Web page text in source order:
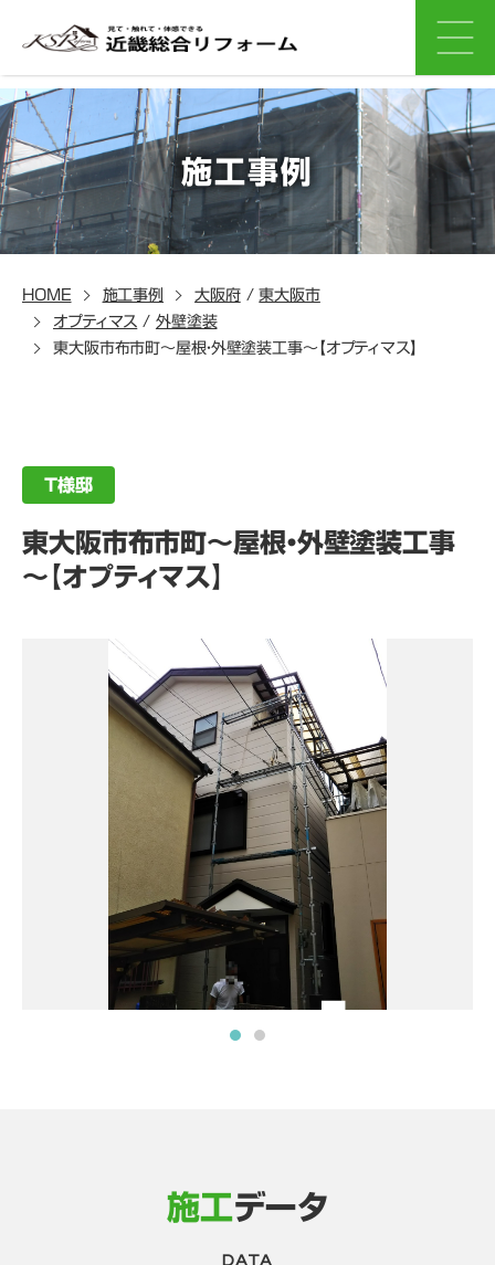
施工事例
HOME 施工事例 大阪府/東大阪市
オプティマス / 外壁塗装
東大阪市布市町～屋根・外壁塗装工事～【オプティマス】
T様邸
東大阪市布市町～屋根・外壁塗装工事
～【オプティマス】
施工データ
DATA